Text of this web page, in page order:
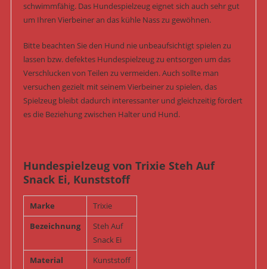
schwimmfähig. Das Hundespielzeug eignet sich auch sehr gut
um Ihren Vierbeiner an das kühle Nass zu gewöhnen.
Bitte beachten Sie den Hund nie unbeaufsichtigt spielen zu
lassen bzw. defektes Hundespielzeug zu entsorgen um das
Verschlucken von Teilen zu vermeiden. Auch sollte man
versuchen gezielt mit seinem Vierbeiner zu spielen, das
Spielzeug bleibt dadurch interessanter und gleichzeitig fördert
es die Beziehung zwischen Halter und Hund.
Hundespielzeug von Trixie Steh Auf
Snack Ei, Kunststoff
Marke
Trixie
Bezeichnung
Steh Auf
Snack Ei
Material
Kunststoff